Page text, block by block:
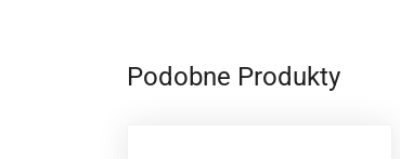
Podobne Produkty